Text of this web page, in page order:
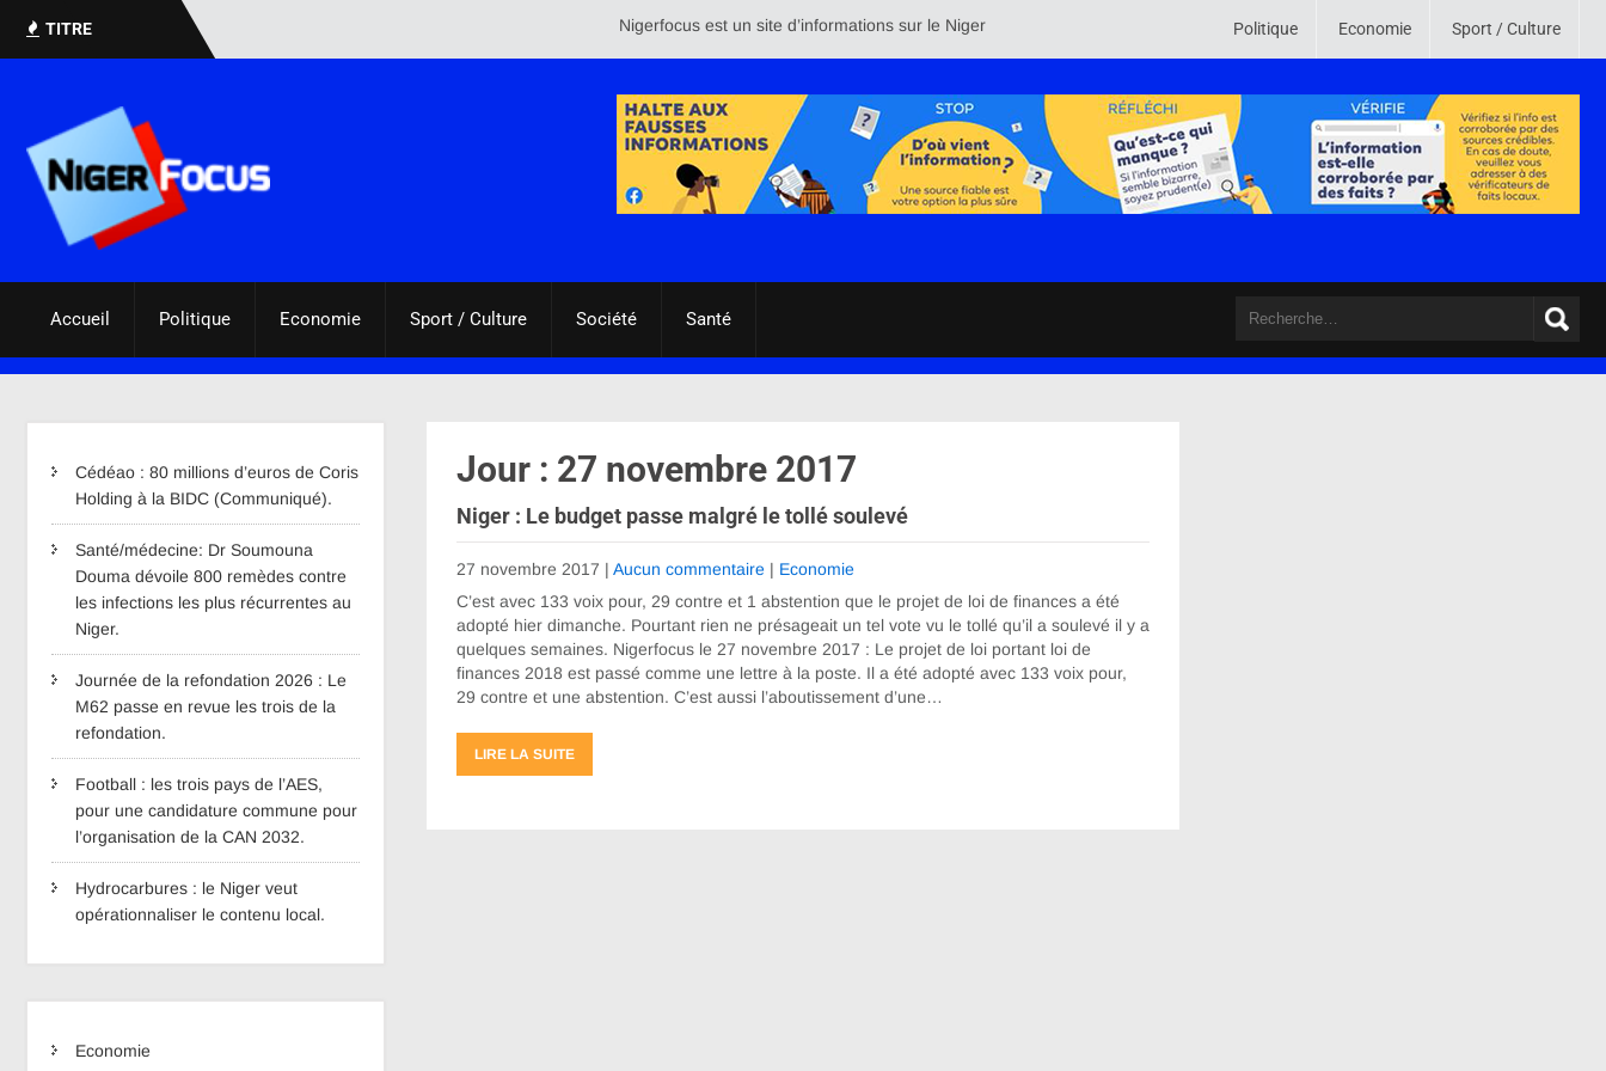
TITRE Nigerfocus est un site d’informations sur le Niger et le reste du monde. Son credo est de mettre en ligne des informations crédibles
Politique Economie Sport / Culture
Accueil Politique Economie Sport / Culture Société Santé
Cédéao : 80 millions d’euros de Coris
Holding à la BIDC (Communiqué).
Santé/médecine: Dr Soumouna
Douma dévoile 800 remèdes contre
les infections les plus récurrentes au
Niger.
Journée de la refondation 2026 : Le
M62 passe en revue les trois de la
refondation.
Football : les trois pays de l’AES,
pour une candidature commune pour
l’organisation de la CAN 2032.
Hydrocarbures : le Niger veut
opérationnaliser le contenu local.
Economie
Jour : 27 novembre 2017
Niger : Le budget passe malgré le tollé soulevé
27 novembre 2017 | Aucun commentaire | Economie
C’est avec 133 voix pour, 29 contre et 1 abstention que le projet de loi de finances a été
adopté hier dimanche. Pourtant rien ne présageait un tel vote vu le tollé qu’il a soulevé il y a
quelques semaines. Nigerfocus le 27 novembre 2017 : Le projet de loi portant loi de
finances 2018 est passé comme une lettre à la poste. Il a été adopté avec 133 voix pour,
29 contre et une abstention. C’est aussi l’aboutissement d’une…
LIRE LA SUITE